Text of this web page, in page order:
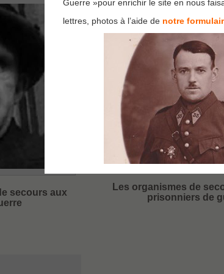
secours aux
Les organismes de
prisonniers de
Guerre »pour enrichir le site en nous
lettres, photos à l’aide de notre